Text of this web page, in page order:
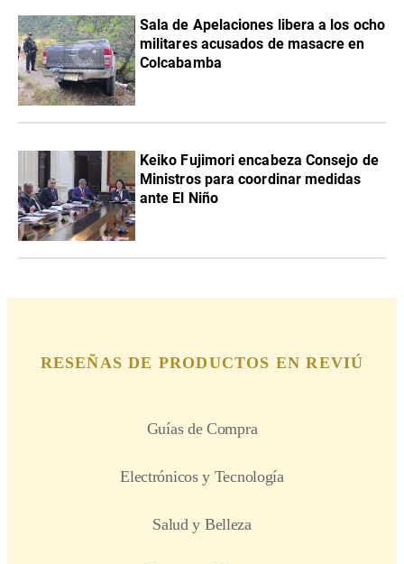
Sala de Apelaciones libera a los ocho
militares acusados de masacre en
Colcabamba
Keiko Fujimori encabeza Consejo de
Ministros para coordinar medidas
ante El Niño